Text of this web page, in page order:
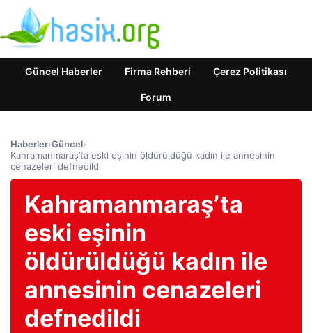
Güncel Haberler Firma Rehberi Çerez Politikası
Forum
Haberler›Güncel›
Kahramanmaraş’ta eski eşinin öldürüldüğü kadın ile annesinin
cenazeleri defnedildi
Kahramanmaraş’ta
eski eşinin
öldürüldüğü kadın ile
annesinin cenazeleri
defnedildi